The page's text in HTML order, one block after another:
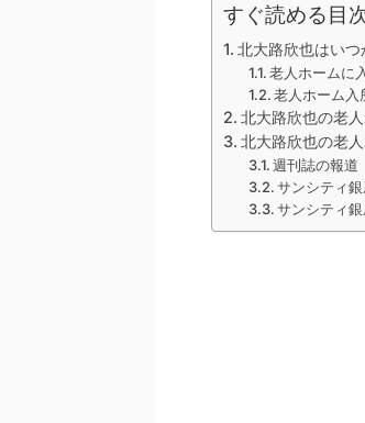
すぐ読める目
北大路欣也はい
老人ホームに
老人ホーム入
北大路欣也の老
北大路欣也の老
週刊誌の報道
サンシティ
サンシティ